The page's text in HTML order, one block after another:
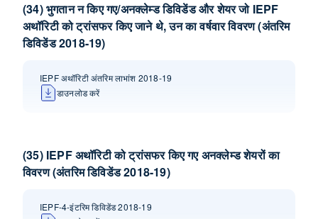
(34) भुगतान न किए गए/अनक्लेम्‍ड डि‍विडेंड और शेयर जो IEPF
अथॉ‍रिटी को ट्रांसफर किए जाने थे, उन का वर्षवार विवरण (अंतरिम
डि‍विडेंड 2018-19)
IEPF अथॉरिटी अंतरिम लाभांश 2018-19
डाउनलोड करें
(35) IEPF अथॉरिटी को ट्रांसफर किए गए अनक्लेम्‍ड शेयरों का
विवरण (अंतरिम डिविडेंड 2018-19)
IEPF-4-इंटरिम डिविडेंड 2018-19